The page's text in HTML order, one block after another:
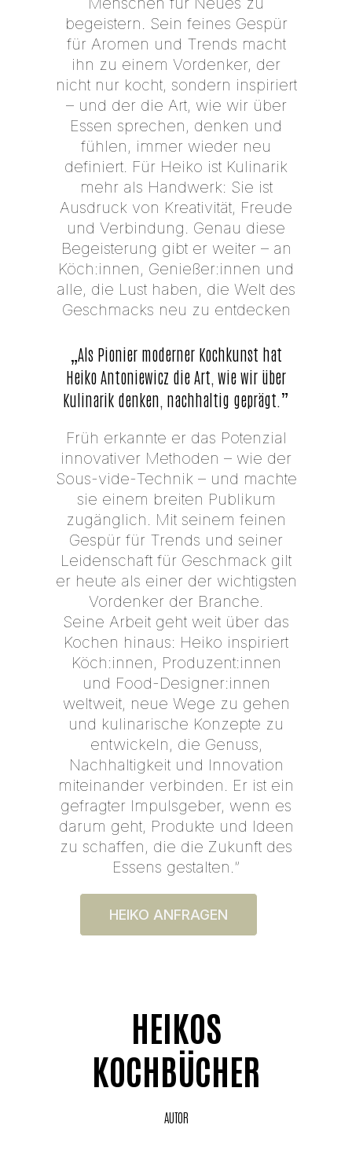
begeistern. Sein feines Gespür
für Aromen und Trends macht
ihn zu einem Vordenker, der
nicht nur kocht, sondern inspiriert
– und der die Art, wie wir über
Essen sprechen, denken und
fühlen, immer wieder neu
definiert. Für Heiko ist Kulinarik
mehr als Handwerk: Sie ist
Ausdruck von Kreativität, Freude
und Verbindung. Genau diese
Begeisterung gibt er weiter – an
Köch:innen, Genießer:innen und
alle, die Lust haben, die Welt des
Geschmacks neu zu entdecken
„Als Pionier moderner Kochkunst hat
Heiko Antoniewicz die Art, wie wir über
Kulinarik denken, nachhaltig geprägt.”
Früh erkannte er das Potenzial
innovativer Methoden – wie der
Sous-vide-Technik – und machte
sie einem breiten Publikum
zugänglich. Mit seinem feinen
Gespür für Trends und seiner
Leidenschaft für Geschmack gilt
er heute als einer der wichtigsten
Vordenker der Branche.
Seine Arbeit geht weit über das
Kochen hinaus: Heiko inspiriert
Köch:innen, Produzent:innen
und Food-Designer:innen
weltweit, neue Wege zu gehen
und kulinarische Konzepte zu
entwickeln, die Genuss,
Nachhaltigkeit und Innovation
miteinander verbinden. Er ist ein
gefragter Impulsgeber, wenn es
darum geht, Produkte und Ideen
zu schaffen, die die Zukunft des
Essens gestalten.“
HEIKO ANFRAGEN
HEIKOS
KOCHBÜCHER
AUTOR